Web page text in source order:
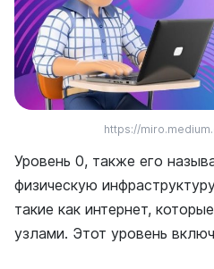
https://
Уровень 0, также его
физическую
такие как интернет,
узлами. Этот уровень